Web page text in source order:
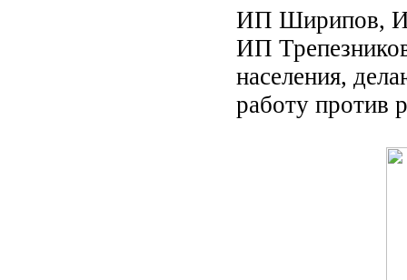
ИП Ширипов,
ИП
населения,
работу против